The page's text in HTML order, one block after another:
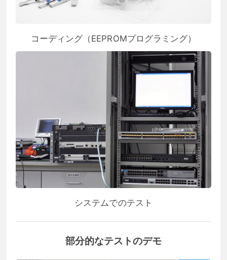
コーディング（EEPROMプログラミング）
システムでのテスト
部分的なテストのデモ